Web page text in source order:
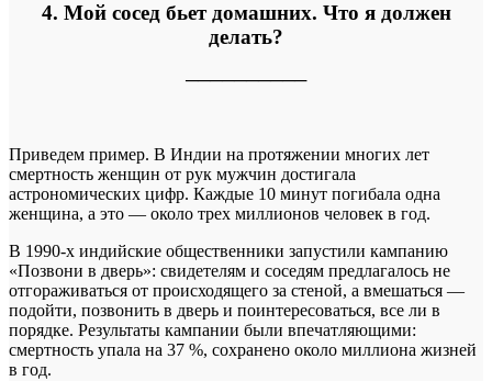
4. Мой сосед бьет домашних. Что я должен
делать?
──────────
Приведем пример. В Индии на протяжении многих лет
смертность женщин от рук мужчин достигала
астрономических цифр. Каждые 10 минут погибала одна
женщина, а это — около трех миллионов человек в год.
В 1990-х индийские общественники запустили кампанию
«Позвони в дверь»: свидетелям и соседям предлагалось не
отгораживаться от происходящего за стеной, а вмешаться —
подойти, позвонить в дверь и поинтересоваться, все ли в
порядке. Результаты кампании были впечатляющими:
смертность упала на 37 %, сохранено около миллиона жизней
в год.